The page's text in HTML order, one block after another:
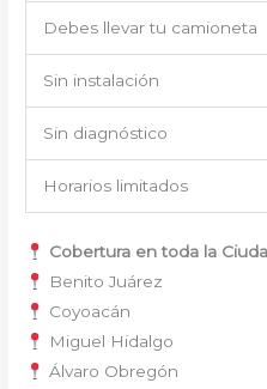
Debes llevar tu camioneta
Sin instalación
Sin diagnóstico
Horarios limitados
Cobertura en toda la
Benito Juárez
Coyoacán
Miguel Hidalgo
Álvaro Obregón